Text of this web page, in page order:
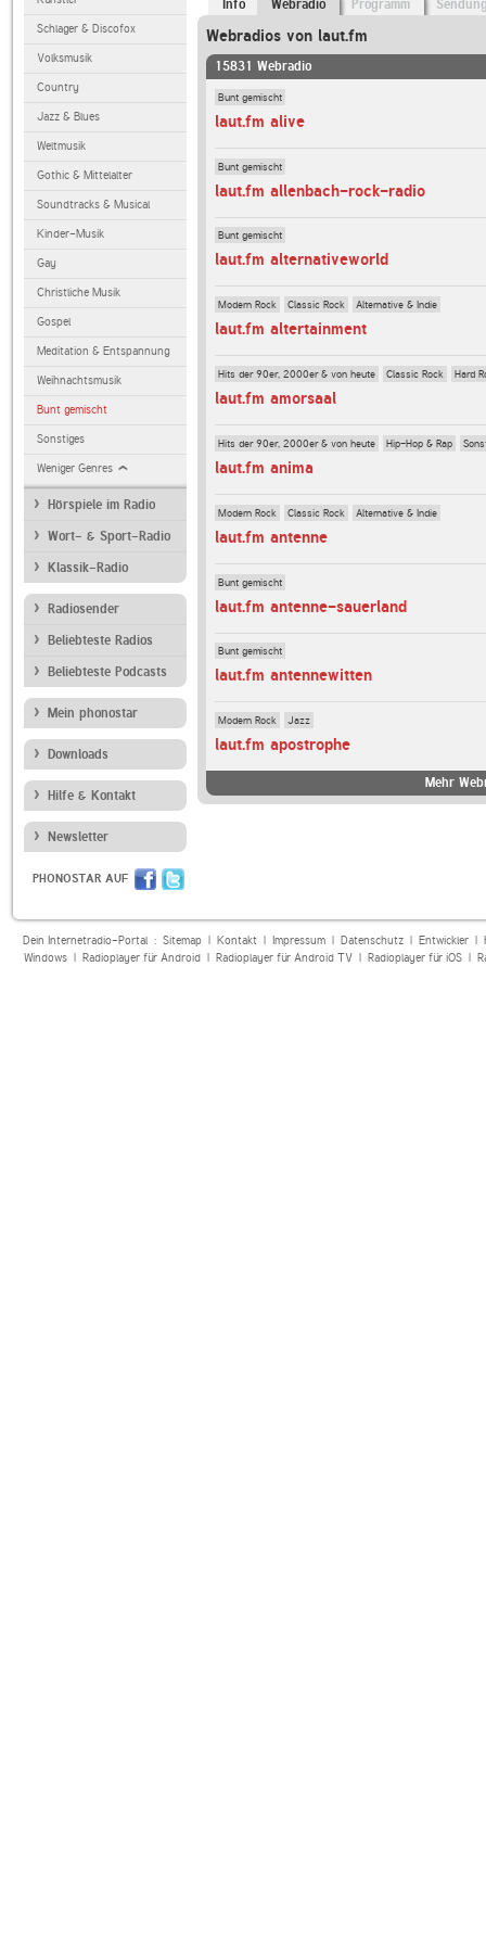
Schlager & Discofox
Volksmusik
Country
Jazz & Blues
Weltmusik
Gothic & Mittelalter
Soundtracks & Musical
Kinder-Musik
Gay
Christliche Musik
Gospel
Meditation & Entspannung
Weihnachtsmusik
Bunt gemischt
Sonstiges
Weniger Genres
Hörspiele im Radio
Wort- & Sport-Radio
Klassik-Radio
Radiosender
Beliebteste Radios
Beliebteste Podcasts
Mein phonostar
Downloads
Hilfe & Kontakt
Newsletter
PHONOSTAR AUF
Info Webradio Programm
Webradios von laut.fm
15831 Webradio
Bunt gemischt
laut.fm alive
Bunt gemischt
laut.fm allenbach-rock-radio
Bunt gemischt
laut.fm alternativeworld
Modern Rock Classic Rock Alternative & Indie
laut.fm altertainment
Hits der 90er, 2000er & von heute Classic Rock Hard
laut.fm amorsaal
Hits der 90er, 2000er & von heute Hip-Hop & Rap
laut.fm anima
Modern Rock Classic Rock Alternative & Indie
laut.fm antenne
Bunt gemischt
laut.fm antenne-sauerland
Bunt gemischt
laut.fm antennewitten
Modern Rock Jazz
laut.fm apostrophe
Mehr
Dein Internetradio-Portal : Sitemap| Kontakt| Impressum| Datenschutz| Entwickler|
Windows| Radioplayer für Android| Radioplayer für Android TV| Radioplayer für iOS|